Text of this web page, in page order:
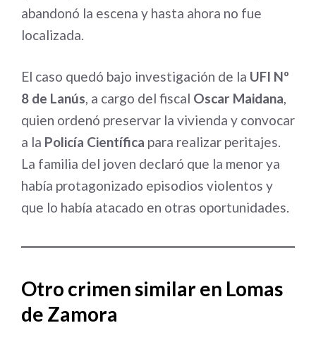
abandonó la escena y hasta ahora no fue
localizada.
El caso quedó bajo investigación de la UFI Nº
8 de Lanús, a cargo del fiscal Oscar Maidana,
quien ordenó preservar la vivienda y convocar
a la Policía Científica para realizar peritajes.
La familia del joven declaró que la menor ya
había protagonizado episodios violentos y
que lo había atacado en otras oportunidades.
Otro crimen similar en Lomas
de Zamora